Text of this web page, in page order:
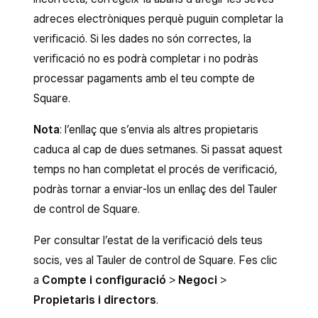
adreces electròniques perquè puguin completar la
verificació. Si les dades no són correctes, la
verificació no es podrà completar i no podràs
processar pagaments amb el teu compte de
Square.
Nota: l’enllaç que s’envia als altres propietaris
caduca al cap de dues setmanes. Si passat aquest
temps no han completat el procés de verificació,
podràs tornar a enviar-los un enllaç des del Tauler
de control de Square.
Per consultar l’estat de la verificació dels teus
socis, ves al Tauler de control de Square. Fes clic
a Compte i configuració > Negoci >
Propietaris i directors.